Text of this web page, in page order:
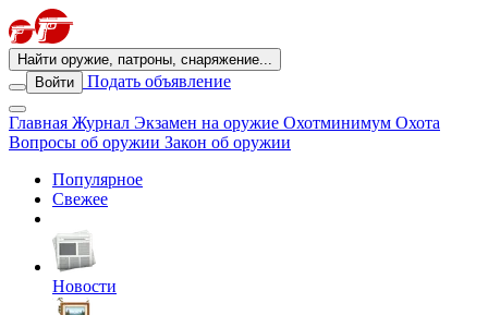
Найти оружие, патроны, снаряжение...
Войти
Подать объявление
Главная Журнал Экзамен на оружие Охотминимум Охота
Вопросы об оружии Закон об оружии
Популярное
Свежее
Новости